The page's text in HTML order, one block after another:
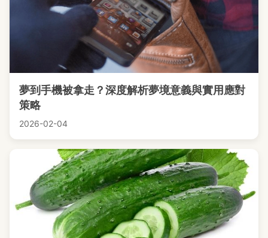
夢到手機被拿走？深度解析夢境意義與實用應對
策略
2026-02-04